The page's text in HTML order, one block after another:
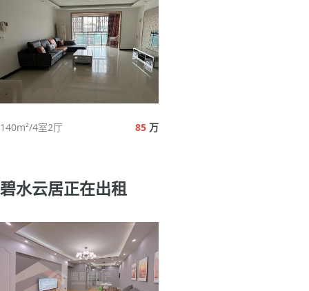
140m²/4室2厅 85 万
碧水云居正在出租